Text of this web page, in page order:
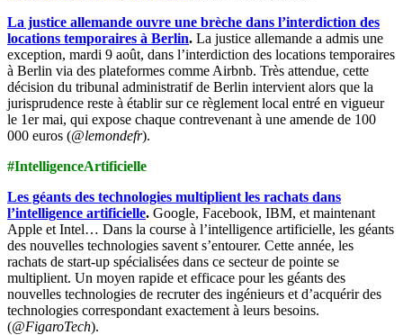
La justice allemande ouvre une brèche dans l’interdiction des
locations temporaires à Berlin. La justice allemande a admis une
exception, mardi 9 août, dans l’interdiction des locations temporaires
à Berlin via des plateformes comme Airbnb. Très attendue, cette
décision du tribunal administratif de Berlin intervient alors que la
jurisprudence reste à établir sur ce règlement local entré en vigueur
le 1er mai, qui expose chaque contrevenant à une amende de 100
000 euros (@lemondefr).
#IntelligenceArtificielle
Les géants des technologies multiplient les rachats dans
l’intelligence artificielle. Google, Facebook, IBM, et maintenant
Apple et Intel… Dans la course à l’intelligence artificielle, les géants
des nouvelles technologies savent s’entourer. Cette année, les
rachats de start-up spécialisées dans ce secteur de pointe se
multiplient. Un moyen rapide et efficace pour les géants des
nouvelles technologies de recruter des ingénieurs et d’acquérir des
technologies correspondant exactement à leurs besoins.
(@FigaroTech).